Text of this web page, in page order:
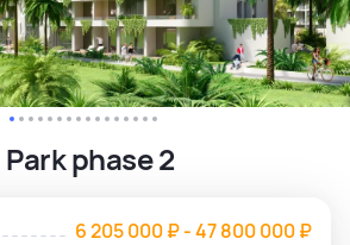
phase 2
6 205 000 ₽ - 47 800 000 ₽